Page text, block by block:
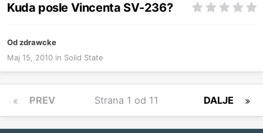
Kuda posle Vincenta SV-236?
Odzdrawcke
Maj 15, 2010 in Solid State
PREV DALJE
Strana 1 od 11